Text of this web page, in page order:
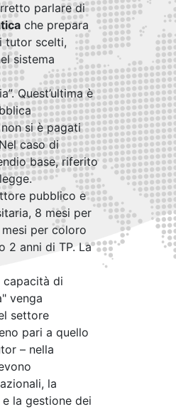
parlare di
che prepara
tutor scelti,
sistema
Quest’ultima è
si è pagati
caso di
base, riferito
pubblico e
8 mesi per
per coloro
2 anni di TP. La
capacità di
venga
settore
pari a quello
– nella
la
la gestione dei